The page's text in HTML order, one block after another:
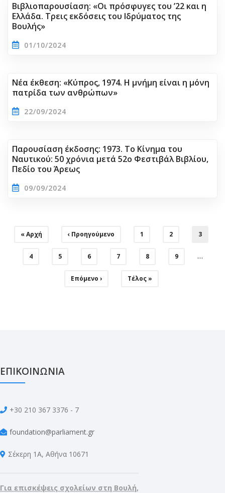
Βιβλιοπαρουσίαση: «Οι πρόσφυγες του ’22 και η
Ελλάδα. Τρεις εκδόσεις του Ιδρύματος της
Βουλής»
01/10/2024
Νέα έκθεση: «Κύπρος, 1974. Η μνήμη είναι η μόνη
πατρίδα των ανθρώπων»
22/09/2024
Παρουσίαση έκδοσης: 1973. Το Κίνημα του
Ναυτικού: 50 χρόνια μετά 52ο Φεστιβάλ Βιβλίου,
Πεδίο του Άρεως
09/09/2024
Σελιδοποίηση
First
« Αρχή
Προηγούμενη
‹ Προηγούμενο Σελίδα
1 Σελίδα
2 3
Σελίδα
4 Σελίδα
5 Σελίδα
6 Σελίδα
7 Σελίδα
8 Σελίδα
9 …
Επόμενη
Επόμενο ›
Last
Τέλος »
ΕΠΙΚΟΙΝΩΝΙΑ
+30 210 367 3376 - 7
foundation@parliament.gr
Σέκερη 1Α, Αθήνα 10671
Για επισκέψεις σχολείων στη Βουλή,